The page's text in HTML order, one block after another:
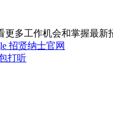
多工作机会和掌握最新
招贤纳士官网
打听